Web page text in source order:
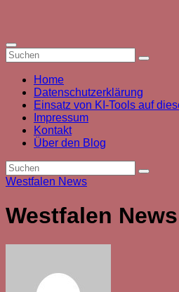
springen
Home
Datenschutzerklärung
Einsatz von KI-Tools auf
Impressum
Kontakt
Über den Blog
Westfalen News
Westfalen